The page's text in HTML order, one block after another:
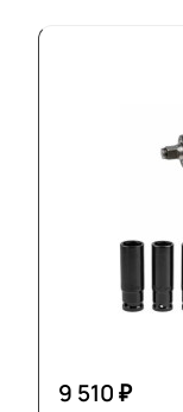
9 510 ₽